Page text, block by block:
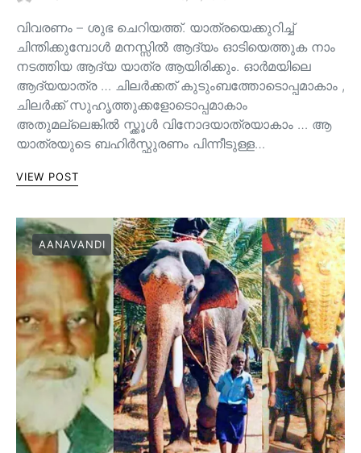
വിവരണം – ശുഭ ചെറിയത്ത്. യാത്രയെക്കുറിച്ച്
ചിന്തിക്കുമ്പോൾ മനസ്സിൽ ആദ്യം ഓടിയെത്തുക നാം
നടത്തിയ ആദ്യ യാത്ര ആയിരിക്കും. ഓർമയിലെ
ആദ്യയാത്ര … ചിലർക്കത് കുടുംബത്തോടൊപ്പമാകാം ,
ചിലർക്ക് സുഹൃത്തുക്കളോടൊപ്പമാകാം
അതുമല്ലെങ്കിൽ സ്ക്കൂൾ വിനോദയാത്രയാകാം … ആ
യാത്രയുടെ ബഹിർസ്ഫുരണം പിന്നീടുള്ള…
VIEW POST
AANAVANDI